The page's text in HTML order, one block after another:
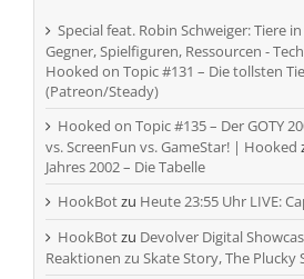
Special feat. Robin Schweiger: Tiere
Gegner, Spielfiguren, Ressourcen -
Hooked on Topic #131 – Die tollsten
(Patreon/Steady)
Hooked on Topic #135 – Der GOTY
vs. ScreenFun vs. GameStar! | Hooked
Jahres 2002 – Die Tabelle
HookBotzu Heute 23:55 Uhr LIVE:
HookBotzu Devolver Digital
Reaktionen zu Skate Story, The Plucky